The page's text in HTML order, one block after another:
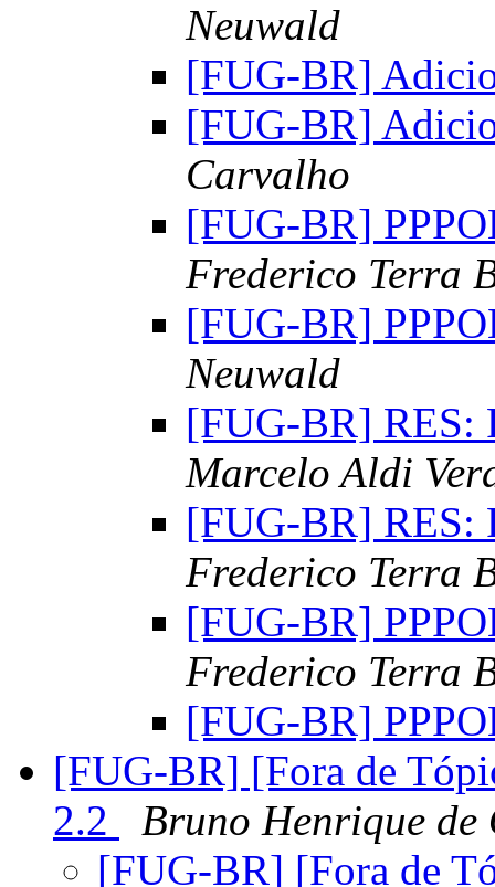
Neuwald
[FUG-BR]
[FUG-BR]
Carvalho
[FUG-BR]
Frederico Terra
[FUG-BR]
Neuwald
[FUG-BR] RES:
Marcelo Aldi
[FUG-BR] RES:
Frederico Terra
[FUG-BR]
Frederico Terra
[FUG-BR]
[FUG-BR] [Fora de
2.2
Bruno Henrique
[FUG-BR] [Fora de